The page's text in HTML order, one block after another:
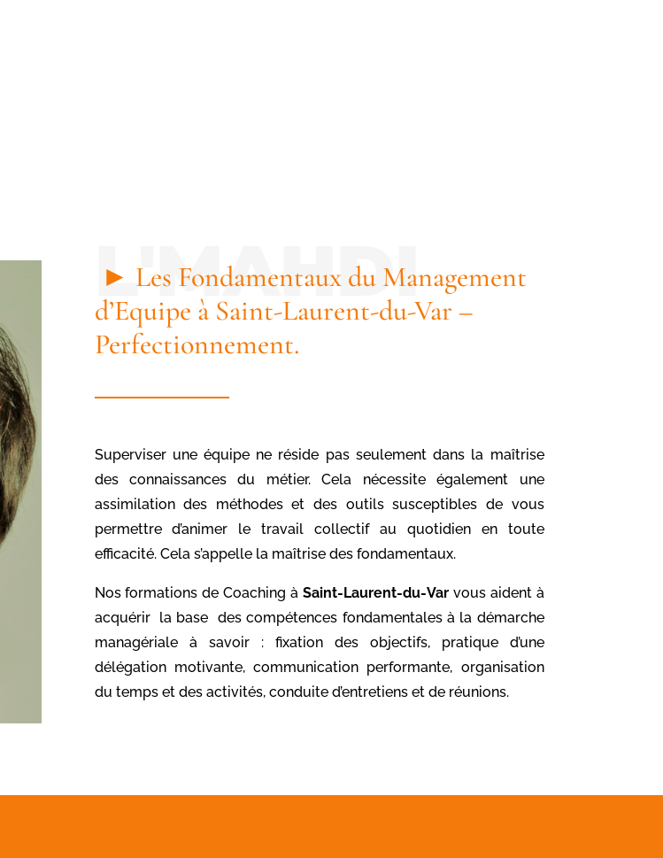
► Les Fondamentaux du Management
d’Equipe à Saint-Laurent-du-Var –
Perfectionnement.
Superviser une équipe ne réside pas seulement dans la maîtrise
des connaissances du métier. Cela nécessite également une
assimilation des méthodes et des outils susceptibles de vous
permettre d’animer le travail collectif au quotidien en toute
efficacité. Cela s’appelle la maîtrise des fondamentaux.
Nos formations de Coaching à Saint-Laurent-du-Varvous aident à
acquérir la base des compétences fondamentales à la démarche
managériale à savoir : fixation des objectifs, pratique d’une
délégation motivante, communication performante, organisation
du temps et des activités, conduite d’entretiens et de réunions.